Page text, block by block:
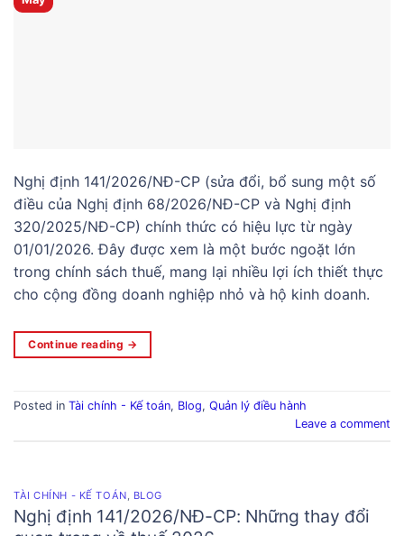
Nghị định 141/2026/NĐ-CP (sửa đổi, bổ sung một số
điều của Nghị định 68/2026/NĐ-CP và Nghị định
320/2025/NĐ-CP) chính thức có hiệu lực từ ngày
01/01/2026. Đây được xem là một bước ngoặt lớn
trong chính sách thuế, mang lại nhiều lợi ích thiết thực
cho cộng đồng doanh nghiệp nhỏ và hộ kinh doanh.
Continue reading →
Posted in Tài chính - Kế toán, Blog, Quản lý điều hành
Leave a comment
TÀI CHÍNH - KẾ TOÁN BLOG
Nghị định 141/2026/NĐ-CP: Những thay đổi